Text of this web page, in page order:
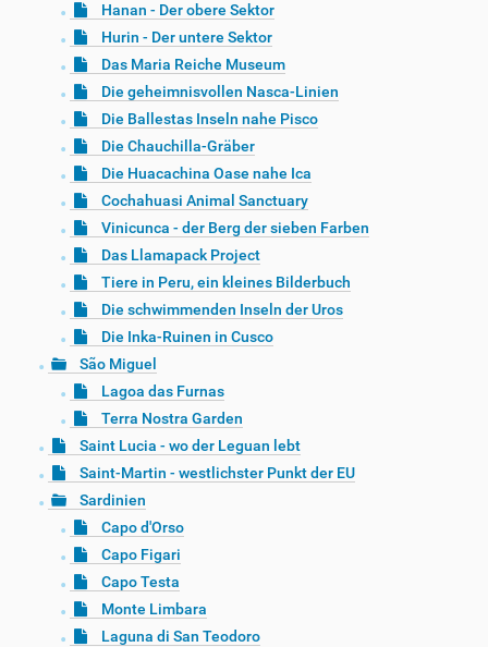
Hanan - Der obere Sektor
Hurin - Der untere Sektor
Das Maria Reiche Museum
Die geheimnisvollen Nasca-Linien
Die Ballestas Inseln nahe Pisco
Die Chauchilla-Gräber
Die Huacachina Oase nahe Ica
Cochahuasi Animal Sanctuary
Vinicunca - der Berg der sieben Farben
Das Llamapack Project
Tiere in Peru, ein kleines Bilderbuch
Die schwimmenden Inseln der Uros
Die Inka-Ruinen in Cusco
São Miguel
Lagoa das Furnas
Terra Nostra Garden
Saint Lucia - wo der Leguan lebt
Saint-Martin - westlichster Punkt der EU
Sardinien
Capo d'Orso
Capo Figari
Capo Testa
Monte Limbara
Laguna di San Teodoro